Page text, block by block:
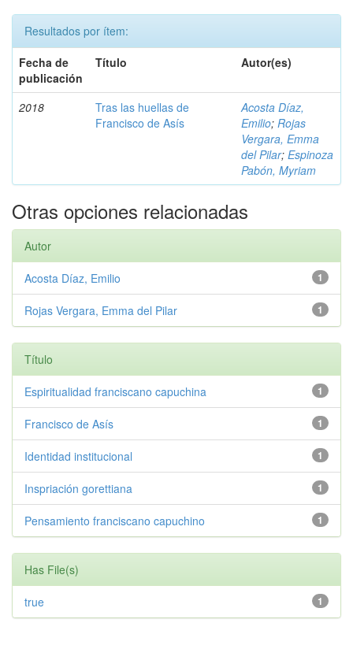
Resultados por ítem:
Fecha de
publicación
Título Autor(es)
2018
Tras las huellas de
Francisco de Asís
Acosta Díaz,
Emilio; Rojas
Vergara, Emma
del Pilar; Espinoza
Pabón, Myriam
Otras opciones relacionadas
Autor
1
Acosta Díaz, Emilio
1
Rojas Vergara, Emma del Pilar
Título
1
Espiritualidad franciscano capuchina
1
Francisco de Asís
1
Identidad institucional
1
Inspriación gorettiana
1
Pensamiento franciscano capuchino
Has File(s)
1
true